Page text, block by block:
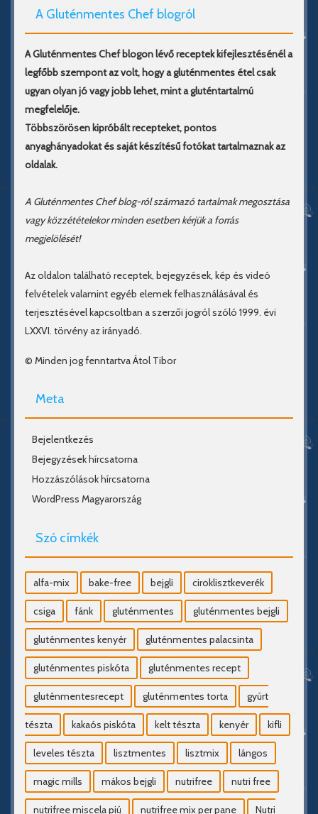
A Gluténmentes Chef blogról
A Gluténmentes Chef blogon lévő receptek kifejlesztésénél a
legfőbb szempont az volt, hogy a gluténmentes étel csak
ugyan olyan jó vagy jobb lehet, mint a gluténtartalmú
megfelelője.
Többszörösen kipróbált recepteket, pontos
anyaghányadokat és saját készítésű fotókat tartalmaznak az
oldalak.
A Gluténmentes Chef blog-ról származó tartalmak megosztása
vagy közzétételekor minden esetben kérjük a forrás
megjelölését!
Az oldalon található receptek, bejegyzések, kép és videó
felvételek valamint egyéb elemek felhasználásával és
terjesztésével kapcsoltban a szerzői jogról szóló 1999. évi
LXXVI. törvény az irányadó.
© Minden jog fenntartva Átol Tibor
Meta
Bejelentkezés
Bejegyzések hírcsatorna
Hozzászólások hírcsatorna
WordPress Magyarország
Szó címkék
alfa-mix bake-free bejgli ciroklisztkeverék
csiga fánk gluténmentes gluténmentes bejgli
gluténmentes kenyér gluténmentes palacsinta
gluténmentes piskóta gluténmentes recept
gluténmentesrecept gluténmentes torta gyúrt
tészta kakaós piskóta kelt tészta kenyér kifli
leveles tészta lisztmentes lisztmix lángos
magic mills mákos bejgli nutrifree nutri free
nutrifree miscela piú nutrifree mix per pane Nutri